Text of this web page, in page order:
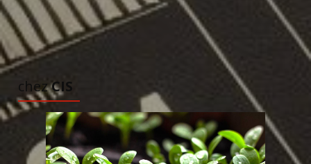
TOUS LES ARTICLES
À DÉCOUVRIR
chezCIS